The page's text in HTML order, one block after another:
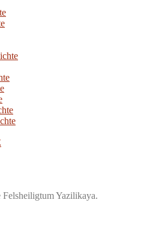
Felsheiligtum Yazilikaya.